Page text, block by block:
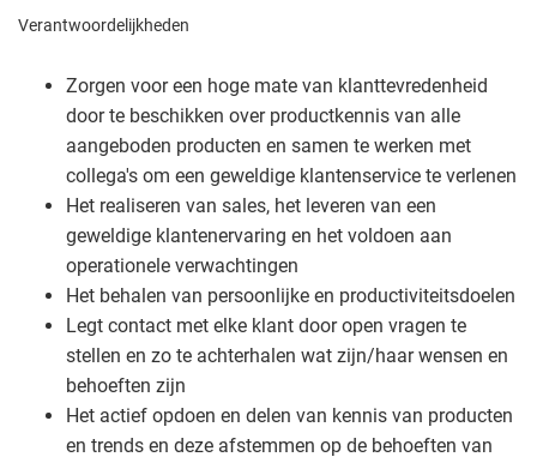
Verantwoordelijkheden
Zorgen voor een hoge mate van klanttevredenheid
door te beschikken over productkennis van alle
aangeboden producten en samen te werken met
collega's om een geweldige klantenservice te verlenen
Het realiseren van sales, het leveren van een
geweldige klantenervaring en het voldoen aan
operationele verwachtingen
Het behalen van persoonlijke en productiviteitsdoelen
Legt contact met elke klant door open vragen te
stellen en zo te achterhalen wat zijn/haar wensen en
behoeften zijn
Het actief opdoen en delen van kennis van producten
en trends en deze afstemmen op de behoeften van